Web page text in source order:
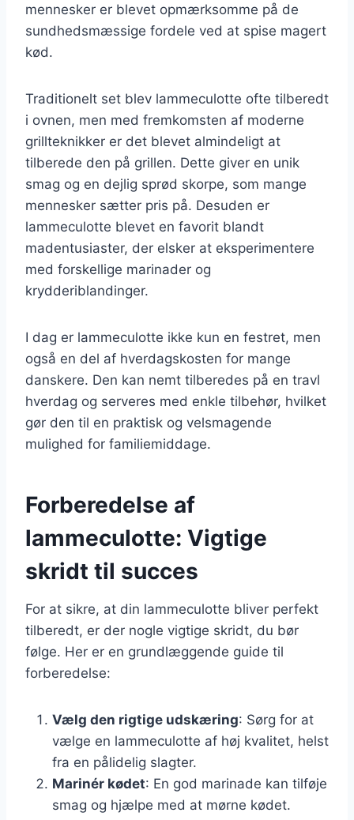
mennesker er blevet opmærksomme på de
sundhedsmæssige fordele ved at spise magert
kød.
Traditionelt set blev lammeculotte ofte tilberedt
i ovnen, men med fremkomsten af moderne
grillteknikker er det blevet almindeligt at
tilberede den på grillen. Dette giver en unik
smag og en dejlig sprød skorpe, som mange
mennesker sætter pris på. Desuden er
lammeculotte blevet en favorit blandt
madentusiaster, der elsker at eksperimentere
med forskellige marinader og
krydderiblandinger.
I dag er lammeculotte ikke kun en festret, men
også en del af hverdagskosten for mange
danskere. Den kan nemt tilberedes på en travl
hverdag og serveres med enkle tilbehør, hvilket
gør den til en praktisk og velsmagende
mulighed for familiemiddage.
Forberedelse af
lammeculotte: Vigtige
skridt til succes
For at sikre, at din lammeculotte bliver perfekt
tilberedt, er der nogle vigtige skridt, du bør
følge. Her er en grundlæggende guide til
forberedelse:
Vælg den rigtige udskæring: Sørg for at
vælge en lammeculotte af høj kvalitet, helst
fra en pålidelig slagter.
Marinér kødet: En god marinade kan tilføje
smag og hjælpe med at mørne kødet.